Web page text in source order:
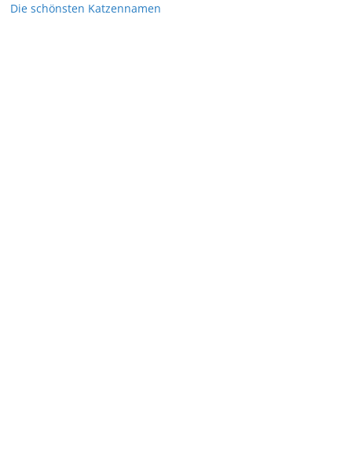
Die schönsten Katzennamen